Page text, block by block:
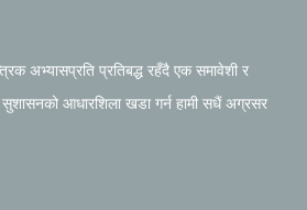
अभ्यासप्रति प्रतिबद्ध रहँदै एक समावेशी र
सुशासनको आधारशिला खडा गर्न हामी सधैं अग्रसर